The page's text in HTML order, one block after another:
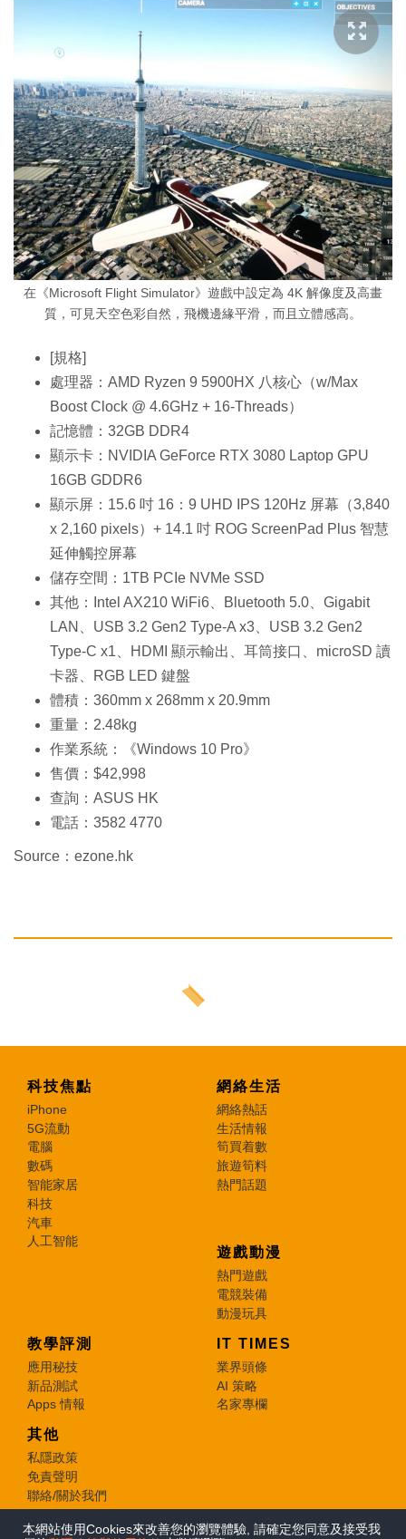
本網站使用Cookies來改善您的瀏覽體驗, 請確定您同意及接受我
在《Microsoft Flight Simulator》遊戲中設定為 4K 解像度及高畫
質，可見天空色彩自然，飛機邊緣平滑，而且立體感高。
[規格]
處理器：AMD Ryzen 9 5900HX 八核心（w/Max
Boost Clock @ 4.6GHz + 16-Threads）
記憶體：32GB DDR4
顯示卡：NVIDIA GeForce RTX 3080 Laptop GPU
16GB GDDR6
顯示屏：15.6 吋 16：9 UHD IPS 120Hz 屏幕（3,840
x 2,160 pixels）+ 14.1 吋 ROG ScreenPad Plus 智慧
延伸觸控屏幕
儲存空間：1TB PCIe NVMe SSD
其他：Intel AX210 WiFi6、Bluetooth 5.0、Gigabit
LAN、USB 3.2 Gen2 Type-A x3、USB 3.2 Gen2
Type-C x1、HDMI 顯示輸出、耳筒接口、microSD 讀
卡器、RGB LED 鍵盤
體積：360mm x 268mm x 20.9mm
重量：2.48kg
作業系統：《Windows 10 Pro》
售價：$42,998
查詢：ASUS HK
電話：3582 4770
Source：ezone.hk
科技焦點
iPhone
5G流動
電腦
數碼
智能家居
科技
汽車
人工智能
網絡生活
網絡熱話
生活情報
筍買着數
旅遊筍料
熱門話題
遊戲動漫
熱門遊戲
電競裝備
動漫玩具
教學評測
應用秘技
新品測試
Apps 情報
IT TIMES
業界頭條
AI 策略
名家專欄
其他
私隱政策
免責聲明
聯絡/關於我們
© 2026 e-zone. All Rights Reserved.